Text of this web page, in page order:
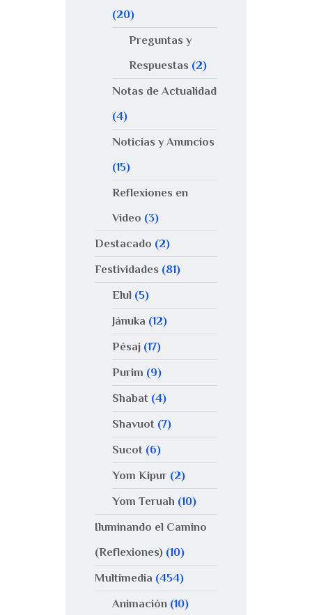
(20)
Preguntas y
Respuestas (2)
Notas de Actualidad
(4)
Noticias y Anuncios
(15)
Reflexiones en
Video (3)
Destacado (2)
Festividades (81)
Elul(5)
Jánuka (12)
Pésaj(17)
Purim (9)
Shabat(4)
Shavuot(7)
Sucot(6)
Yom Kipur(2)
Yom Teruah (10)
Iluminando el Camino
(Reflexiones) (10)
Multimedia (454)
Animación(10)